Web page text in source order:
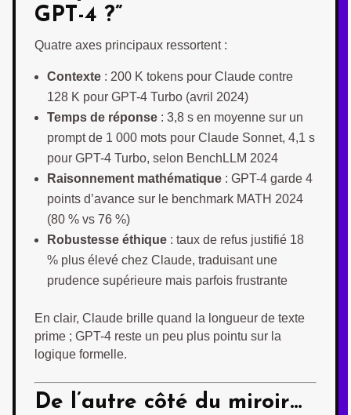
GPT-4 ?”
Quatre axes principaux ressortent :
Contexte : 200 K tokens pour Claude contre
128 K pour GPT-4 Turbo (avril 2024)
Temps de réponse : 3,8 s en moyenne sur un
prompt de 1 000 mots pour Claude Sonnet, 4,1 s
pour GPT-4 Turbo, selon BenchLLM 2024
Raisonnement mathématique : GPT-4 garde 4
points d’avance sur le benchmark MATH 2024
(80 % vs 76 %)
Robustesse éthique : taux de refus justifié 18
% plus élevé chez Claude, traduisant une
prudence supérieure mais parfois frustrante
En clair, Claude brille quand la longueur de texte
prime ; GPT-4 reste un peu plus pointu sur la
logique formelle.
De l’autre côté du miroir…